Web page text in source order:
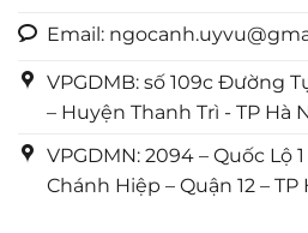
Email:
VPGDMB: số 109c Đường
– Huyện Thanh Trì - TP Hà
VPGDMN: 2094 – Quốc Lộ
Chánh Hiệp – Quận 12 – TP